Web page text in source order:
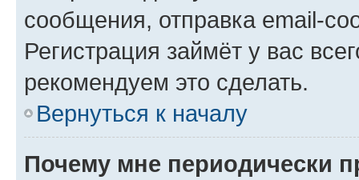
сообщения, отправка email-
Регистрация займёт у вас
рекомендуем это сделать.
Вернуться к началу
Почему мне периодически